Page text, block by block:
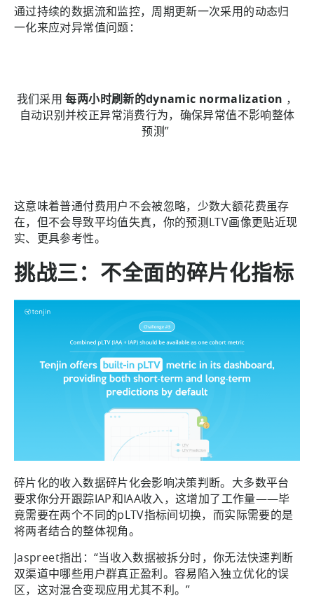
通过持续的数据流和监控，周期更新一次采用的动态归
一化来应对异常值问题：
我们采用每两小时刷新的dynamic normalization ，
自动识别并校正异常消费行为，确保异常值不影响整体
预测”
这意味着普通付费用户不会被忽略，少数大额花费虽存
在，但不会导致平均值失真，你的预测LTV画像更贴近现
实、更具参考性。
挑战三：不全面的碎片化指标
碎片化的收入数据碎片化会影响决策判断。大多数平台
要求你分开跟踪IAP和IAA收入，这增加了工作量——毕
竟需要在两个不同的pLTV指标间切换，而实际需要的是
将两者结合的整体视角。
Jaspreet指出：“当收入数据被拆分时，你无法快速判断
双渠道中哪些用户群真正盈利。容易陷入独立优化的误
区，这对混合变现应用尤其不利。”